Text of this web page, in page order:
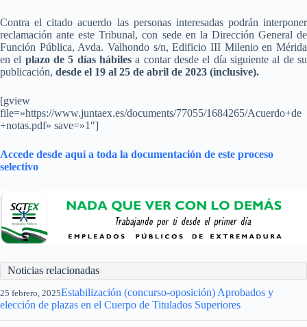
Contra el citado acuerdo las personas interesadas podrán interponer
reclamación ante este Tribunal, con sede en la Dirección General de
Función Pública, Avda. Valhondo s/n, Edificio III Milenio en Mérida
en el plazo de 5 días hábiles a contar desde el día siguiente al de su
publicación, desde el 19 al 25 de abril de 2023 (inclusive).
[gview
file=»https://www.juntaex.es/documents/77055/1684265/Acuerdo+de
+notas.pdf» save=»1″]
Accede desde aquí a toda la documentación de este proceso
selectivo
Noticias relacionadas
25 febrero, 2025Estabilización (concurso-oposición) Aprobados y
elección de plazas en el Cuerpo de Titulados Superiores